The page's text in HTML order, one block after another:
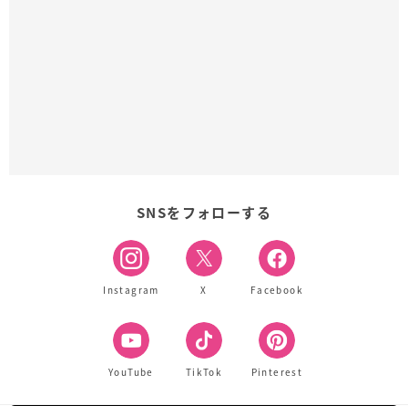
SNSをフォローする
Instagram X Facebook
YouTube TikTok Pinterest